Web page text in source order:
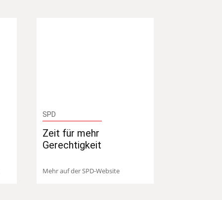
SPD
Zeit für mehr
Gerechtigkeit
Mehr auf der SPD-Website